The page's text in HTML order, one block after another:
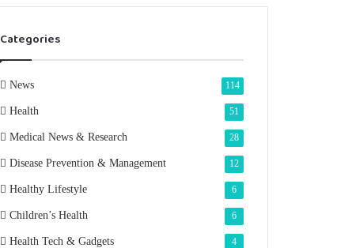
Categories
News 114
Health 51
Medical News & Research 28
Disease Prevention & Management 12
Healthy Lifestyle 6
Children’s Health 6
Health Tech & Gadgets 4